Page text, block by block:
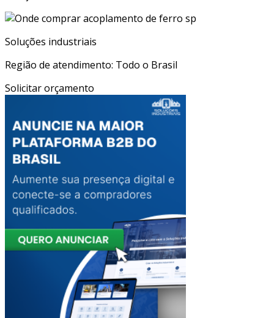
Soluções industriais
Região de atendimento: Todo o Brasil
Solicitar orçamento